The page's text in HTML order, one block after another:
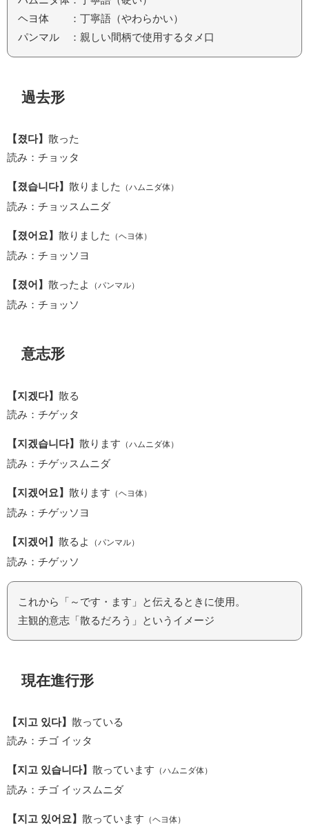
ヘヨ体 ：丁寧語（やわらかい）
パンマル ：親しい間柄で使用するタメ口
過去形
【졌다】 散った
読み：チョッタ
【졌습니다】 散りました （ハムニダ体）
読み：チョッスムニダ
【졌어요】 散りました （ヘヨ体）
読み：チョッソヨ
【졌어】 散ったよ （パンマル）
読み：チョッソ
意志形
【지겠다】 散る
読み：チゲッタ
【지겠습니다】 散ります （ハムニダ体）
読み：チゲッスムニダ
【지겠어요】 散ります （ヘヨ体）
読み：チゲッソヨ
【지겠어】 散るよ （パンマル）
読み：チゲッソ
これから「～です・ます」と伝えるときに使用。
主観的意志「散るだろう」というイメージ
現在進行形
【지고 있다】 散っている
読み：チゴ イッタ
【지고 있습니다】 散っています （ハムニダ体）
読み：チゴ イッスムニダ
【지고 있어요】 散っています （ヘヨ体）